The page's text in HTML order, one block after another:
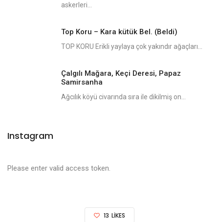
askerleri...
Top Koru – Kara kütük Bel. (Beldi)
TOP KORU Erikli yaylaya çok yakındır ağaçları...
Çalgılı Mağara, Keçi Deresi, Papaz
Samirsanha
Ağcılık köyü civarında sıra ile dikilmiş on...
Instagram
Please enter valid access token.
13 LIKES